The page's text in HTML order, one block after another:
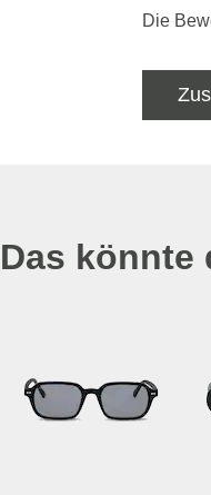
Die
Das könnte